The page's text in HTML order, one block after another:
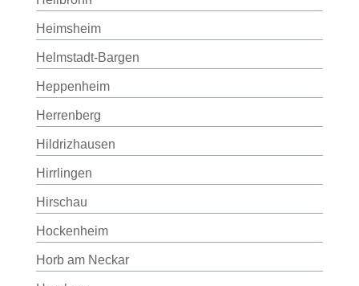
Heimsheim
Helmstadt-Bargen
Heppenheim
Herrenberg
Hildrizhausen
Hirrlingen
Hirschau
Hockenheim
Horb am Neckar